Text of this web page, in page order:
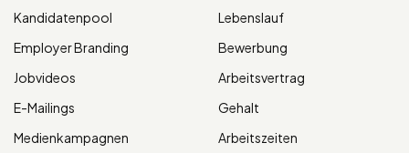
Kandidatenpool
Employer Branding
Jobvideos
E-Mailings
Medienkampagnen
Lebenslauf
Bewerbung
Arbeitsvertrag
Gehalt
Arbeitszeiten